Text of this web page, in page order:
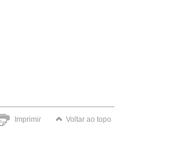
Imprimir Voltar ao topo